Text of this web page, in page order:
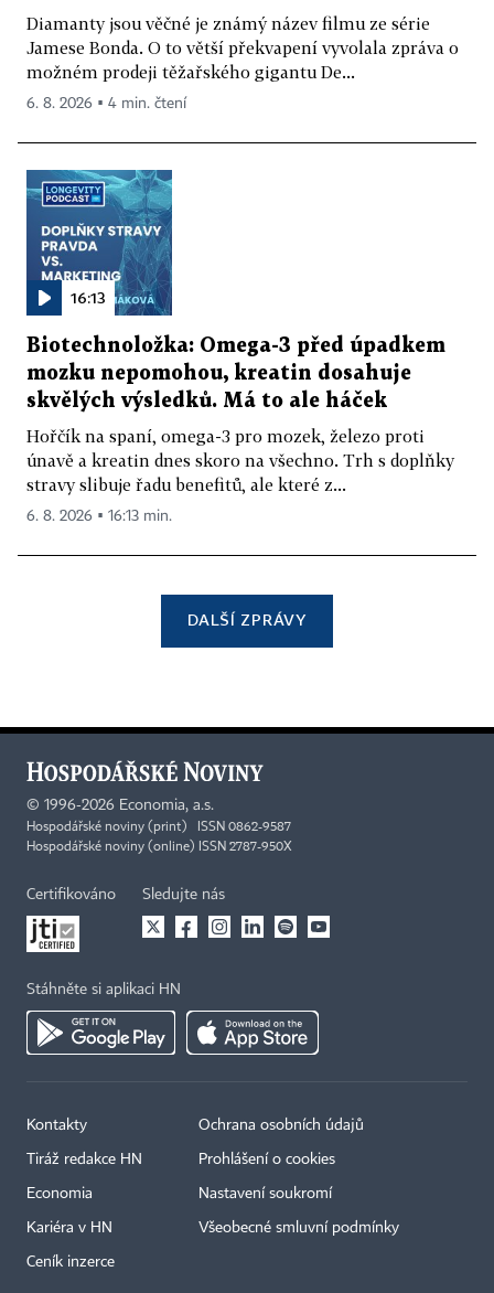
Diamanty jsou věčné je známý název filmu ze série
Jamese Bonda. O to větší překvapení vyvolala zpráva o
možném prodeji těžařského gigantu De...
6. 8. 2026 ▪ 4 min. čtení
16:13
Biotechnoložka: Omega-3 před úpadkem
mozku nepomohou, kreatin dosahuje
skvělých výsledků. Má to ale háček
Hořčík na spaní, omega-3 pro mozek, železo proti
únavě a kreatin dnes skoro na všechno. Trh s doplňky
stravy slibuje řadu benefitů, ale které z...
6. 8. 2026 ▪ 16:13 min.
DALŠÍ ZPRÁVY
© 1996-2026 Economia, a.s.
Hospodářské noviny (print) ISSN 0862-9587
Hospodářské noviny (online) ISSN 2787-950X
Certifikováno Sledujte nás
Stáhněte si aplikaci HN
Kontakty
Tiráž redakce HN
Economia
Kariéra v HN
Ceník inzerce
Ochrana osobních údajů
Prohlášení o cookies
Nastavení soukromí
Všeobecné smluvní podmínky